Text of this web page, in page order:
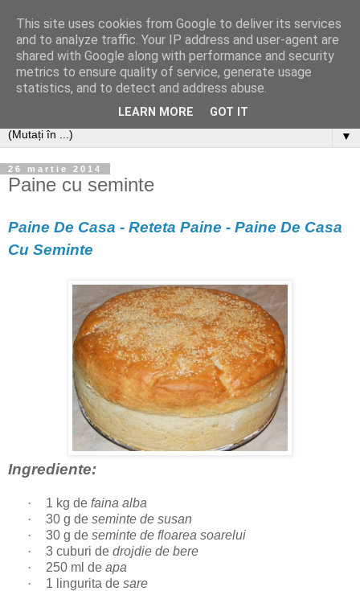
▼
26 martie 2014
Paine cu seminte
Paine De Casa - Reteta Paine - Paine De Casa
Cu Seminte
Ingrediente:
· 1 kg de faina alba
·
30 g de seminte de susan
·
30 g de seminte de floarea soarelui
·
3 cuburi de drojdie de bere
·
250 ml de apa
·
1 lingurita de sare
This site uses cookies from Google to deliver its services
and to analyze traffic. Your IP address and user-agent are
shared with Google along with performance and security
metrics to ensure quality of service, generate usage
statistics, and to detect and address abuse.
LEARN MORE GOT IT